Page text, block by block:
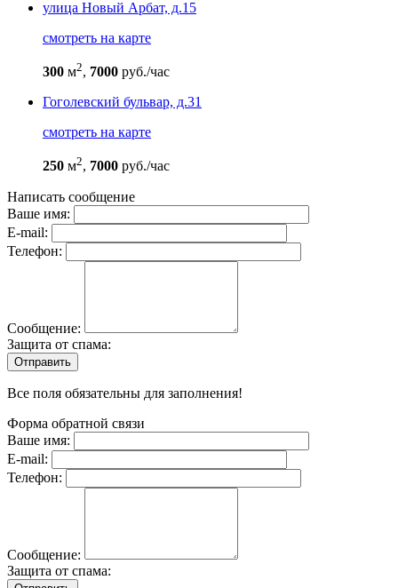
улица Новый Арбат, д.15
cмотреть на карте
300 м2, 7000 руб./час
Гоголевский бульвар, д.31
cмотреть на карте
250 м2, 7000 руб./час
Написать сообщение
Ваше имя:
E-mail:
Телефон:
Сообщение:
Защита от спама:
Все поля обязательны для заполнения!
Форма обратной связи
Ваше имя:
E-mail:
Телефон:
Сообщение:
Защита от спама: